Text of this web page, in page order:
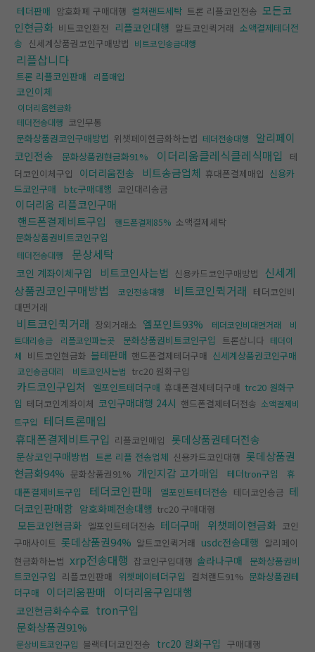
테더판매 암호화폐 구매대행 컬쳐랜드세탁 트론 리플코인전송 모든코
인현금화 비트코인환전 리플코인대행 알트코인퀵거래 소액결제테더전
송 신세계상품권코인구매방법 비트코인송금대행
리플삽니다
트론 리플코인판매 리플매입
코인이체
이더리움현금화
테더전송대행 코인무통
문화상품권코인구매방법 위챗페이현금화하는법 테더전송대행
알리페이
코인전송
문화상품권현금화91% 이더리움클레식클레식매입
테
더코인이체구입
이더리움전송 비트송금업체 휴대폰결제매입 신용카
드코인구매
btc구매대행 코인대리송금
이더리움 리플코인구매
핸드폰결제비트구입
핸드폰결제85% 소액결제세탁
문화상품권비트코인구입
테더전송대행 문상세탁
코인 계좌이체구입 비트코인사는법 신용카드코인구매방법 신세계
상품권코인구매방법
코인전송대행 비트코인퀵거래 테더코인비
대면거래
비트코인퀵거래 장외거래소 엘포인트93% 테더코인비대면거래
비
트대리송금
리플코인파는곳 문화상품권비트코인구입 트론삽니다 테더이
체 비트코인현금화 블테판매 핸드폰결제테더구매 신세계상품권코인구매
코인송금대리 비트코인사는법 trc20 원화구입
카드코인구입처 엘포인트테더구매 휴대폰결제테더구매 trc20 원화구
입 테더코인계좌이체 코인구매대행 24시 핸드폰결제테더전송 소액결제비
트구입
테더트론매입
휴대폰결제비트구입 리플코인매입 롯데상품권테더전송
문상코인구매방법 트론 리플 전송업체 신용카드코인대행 롯데상품권
현금화94% 문화상품권91% 개인지갑 고가매입 테더tron구입
휴
대폰결제비트구입
테더코인판매 엘포인트테더전송 테더코인송금 테
더코인판매함 암호화폐전송대행 trc20 구매대행
모든코인현금화 엘포인트테더전송 테더구매 위챗페이현금화 코인
구매사이트 롯데상품권94% 알트코인퀵거래 usdc전송대행 알리페이
현금화하는법 xrp전송대행 잡코인구입대행 솔라나구매
문화상품권비
트코인구입 리플코인판매 위쳇페이테더구입 컬쳐랜드91% 문화상품권테
더구매
이더리움판매 이더리움구입대행
코인현금화수수료 tron구입
문화상품권91%
문상비트코인구입 블랙테더코인전송 trc20 원화구입 구매대행